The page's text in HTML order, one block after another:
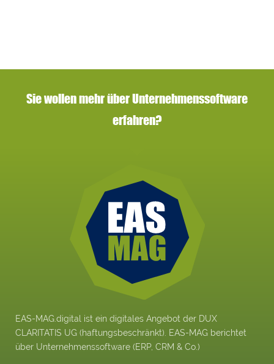
Sie wollen mehr über Unternehmenssoftware
erfahren?
EAS-MAG.digital ist ein digitales Angebot der DUX
CLARITATIS UG (haftungsbeschränkt). EAS-MAG berichtet
über Unternehmenssoftware (ERP, CRM & Co.)